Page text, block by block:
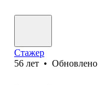
Стажер
56 лет • Обновлено